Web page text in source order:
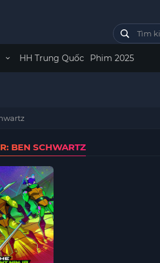
HH Trung Quốc Phim 2025
BEN SCHWARTZ